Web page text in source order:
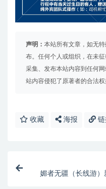
声明： 本站所有文章，如无
布。任何个人或组织，在未
采集、发布本站内容到任何
站内容侵犯了原著者的合法权
收藏 海报
媚者无疆（长线游）